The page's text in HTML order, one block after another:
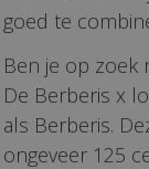
goed te
Ben je op zoek
De Berberis x
als Berberis.
ongeveer 125